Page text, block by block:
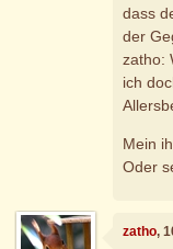
dass
der
zatho:
ich
Mein
Oder
zatho,